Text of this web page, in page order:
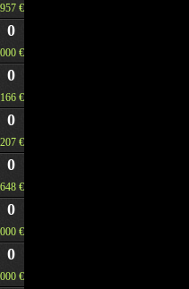
€
0
€
0
€
0
€
0
€
0
€
0
€